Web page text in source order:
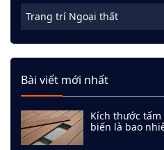
Trang trí Ngoại thất
Bài viết mới nhất
Kích thước
biến là bao